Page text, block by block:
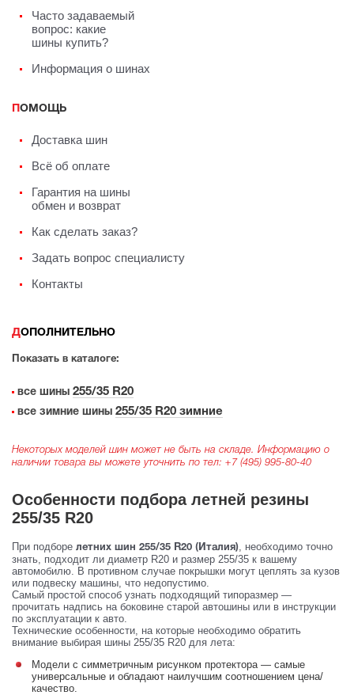
Часто задаваемый
вопрос: какие
шины купить?
Информация о шинах
ПОМОЩЬ
Доставка шин
Всё об оплате
Гарантия на шины
обмен и возврат
Как сделать заказ?
Задать вопрос специалисту
Контакты
ДОПОЛНИТЕЛЬНО
Показать в каталоге:
все шины 255/35 R20
все зимние шины 255/35 R20 зимние
Некоторых моделей шин может не быть на складе. Информацию о
наличии товара вы можете уточнить по тел: +7 (495) 995-80-40
Особенности подбора летней резины
255/35 R20
При подборе летних шин 255/35 R20 (Италия)
, необходимо точно
знать, подходит ли диаметр R20 и размер 255/35 к вашему
автомобилю. В противном случае покрышки могут цеплять за кузов
или подвеску машины, что недопустимо.
Самый простой способ узнать подходящий типоразмер —
прочитать надпись на боковине старой автошины или в инструкции
по эксплуатации к авто.
Технические особенности, на которые необходимо обратить
внимание выбирая шины 255/35 R20 для лета:
Модели с симметричным рисунком протектора — самые
универсальные и обладают наилучшим соотношением цена/
качество.